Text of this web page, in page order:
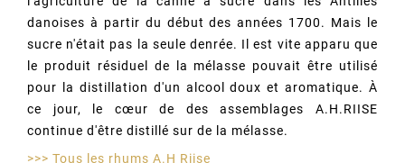
danoises à partir du début des années 1700. Mais le
sucre n'était pas la seule denrée. Il est vite apparu que
le produit résiduel de la mélasse pouvait être utilisé
pour la distillation d'un alcool doux et aromatique. À
ce jour, le cœur de des assemblages A.H.RIISE
continue d'être distillé sur de la mélasse.
>>> Tous les rhums A.H Riise